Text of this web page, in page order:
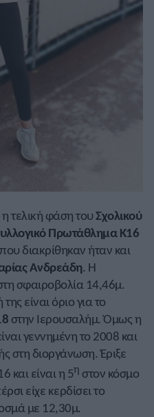
τελική φάση τουΣχολικού
Πρωτάθλημα Κ16
διακρίθηκαν ήταν και
Ανδρεάδη. Η
σφαιροβολία 14,46μ.
είναι όριο για το
στην Ιερουσαλήμ. Όμως η
γεννημένη το 2008 και
στη διοργάνωση. Έριξε
και είναι η 5η στον κόσμο
είχε κερδίσει το
με 12,30μ.